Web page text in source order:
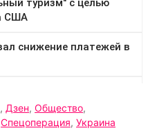
, Дзен, Общество,
Спецоперация, Украина